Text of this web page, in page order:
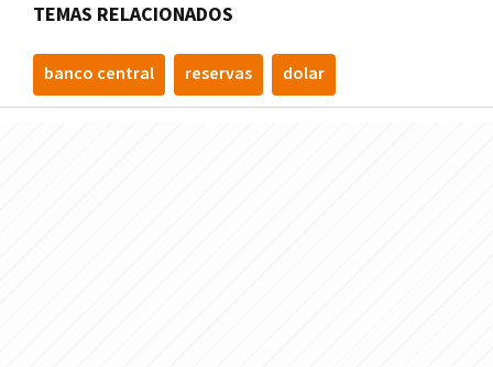
TEMAS RELACIONADOS
banco central reservas dolar